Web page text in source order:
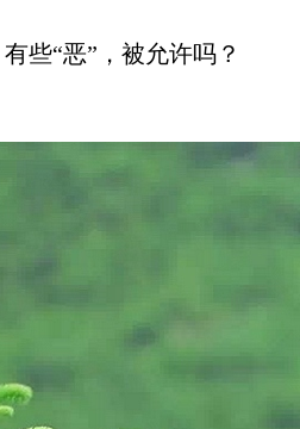
有些“恶”，被允许吗？